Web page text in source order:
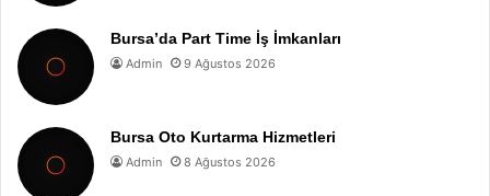
Bursa’da Part Time İş İmkanları
Admin 9 Ağustos 2026
Bursa Oto Kurtarma Hizmetleri
Admin 8 Ağustos 2026